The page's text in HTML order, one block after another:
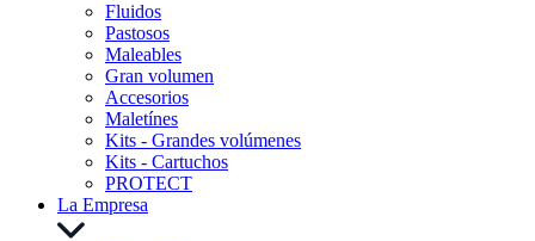
Fluidos
Pastosos
Maleables
Gran volumen
Accesorios
Maletínes
Kits - Grandes volúmenes
Kits - Cartuchos
PROTECT
La Empresa